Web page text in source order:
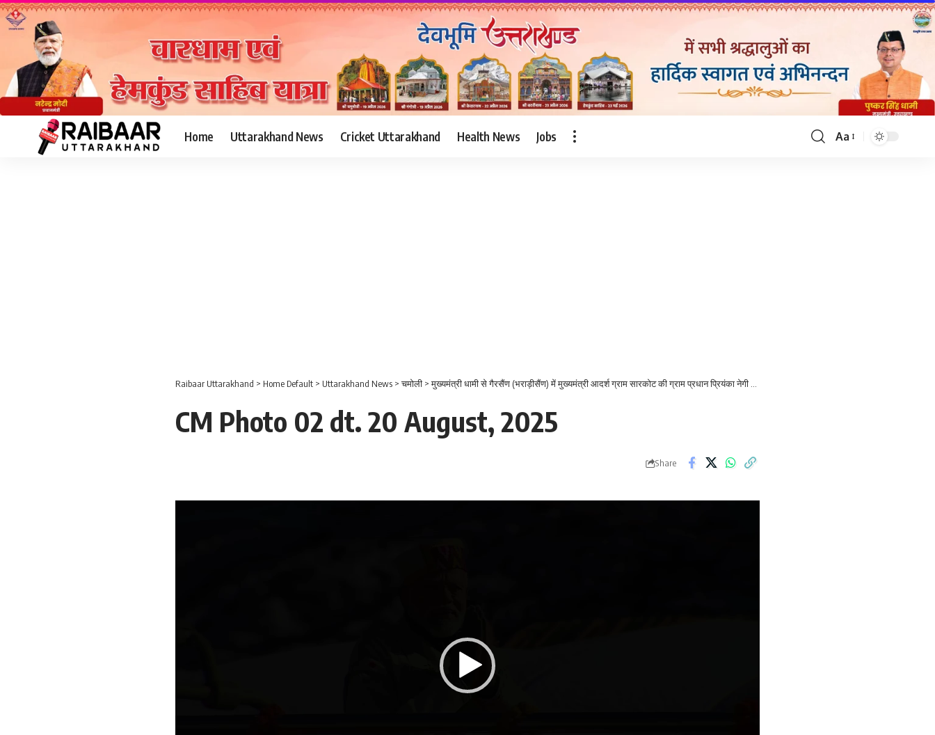
Home Uttarakhand News Cricket Uttarakhand Health News Jobs
Font
Aa
Raibaar Uttarakhand > Home Default > Uttarakhand News >चमोली >मुख्यमंत्री धामी से गैरसैंण (भराड़ीसैंण) में मुख्यमंत्री आदर्श ग्राम सारकोट की ग्राम प्रधान प्रियंका नेगी ने भेंट की
CM Photo 02 dt. 20 August, 2025
Share